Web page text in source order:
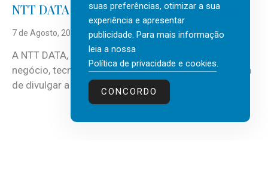
NTT DATA Insurtech Global Outlook 2026
7 de Agosto, 2026
A NTT DATA, consultora global em serviços de
negócio, tecnologia e inteligência artificial (IA), acaba
de divulgar a mais recente...
suas preferências, otimizar a sua
experiência e apresentar
publicidade. Para mais informação
leia a nossa
Política de privacidade e cookies.
CONCORDO